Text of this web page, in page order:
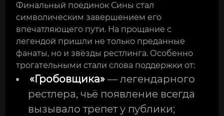
Финальный поединок Сины стал
символическим завершением его
впечатляющего пути. На прощание с
легендой пришли не только преданные
фанаты, но и звёзды рестлинга. Особенно
трогательными стали слова поддержки от:
«Гробовщика» — легендарного
рестлера, чьё появление всегда
вызывало трепет у публики;